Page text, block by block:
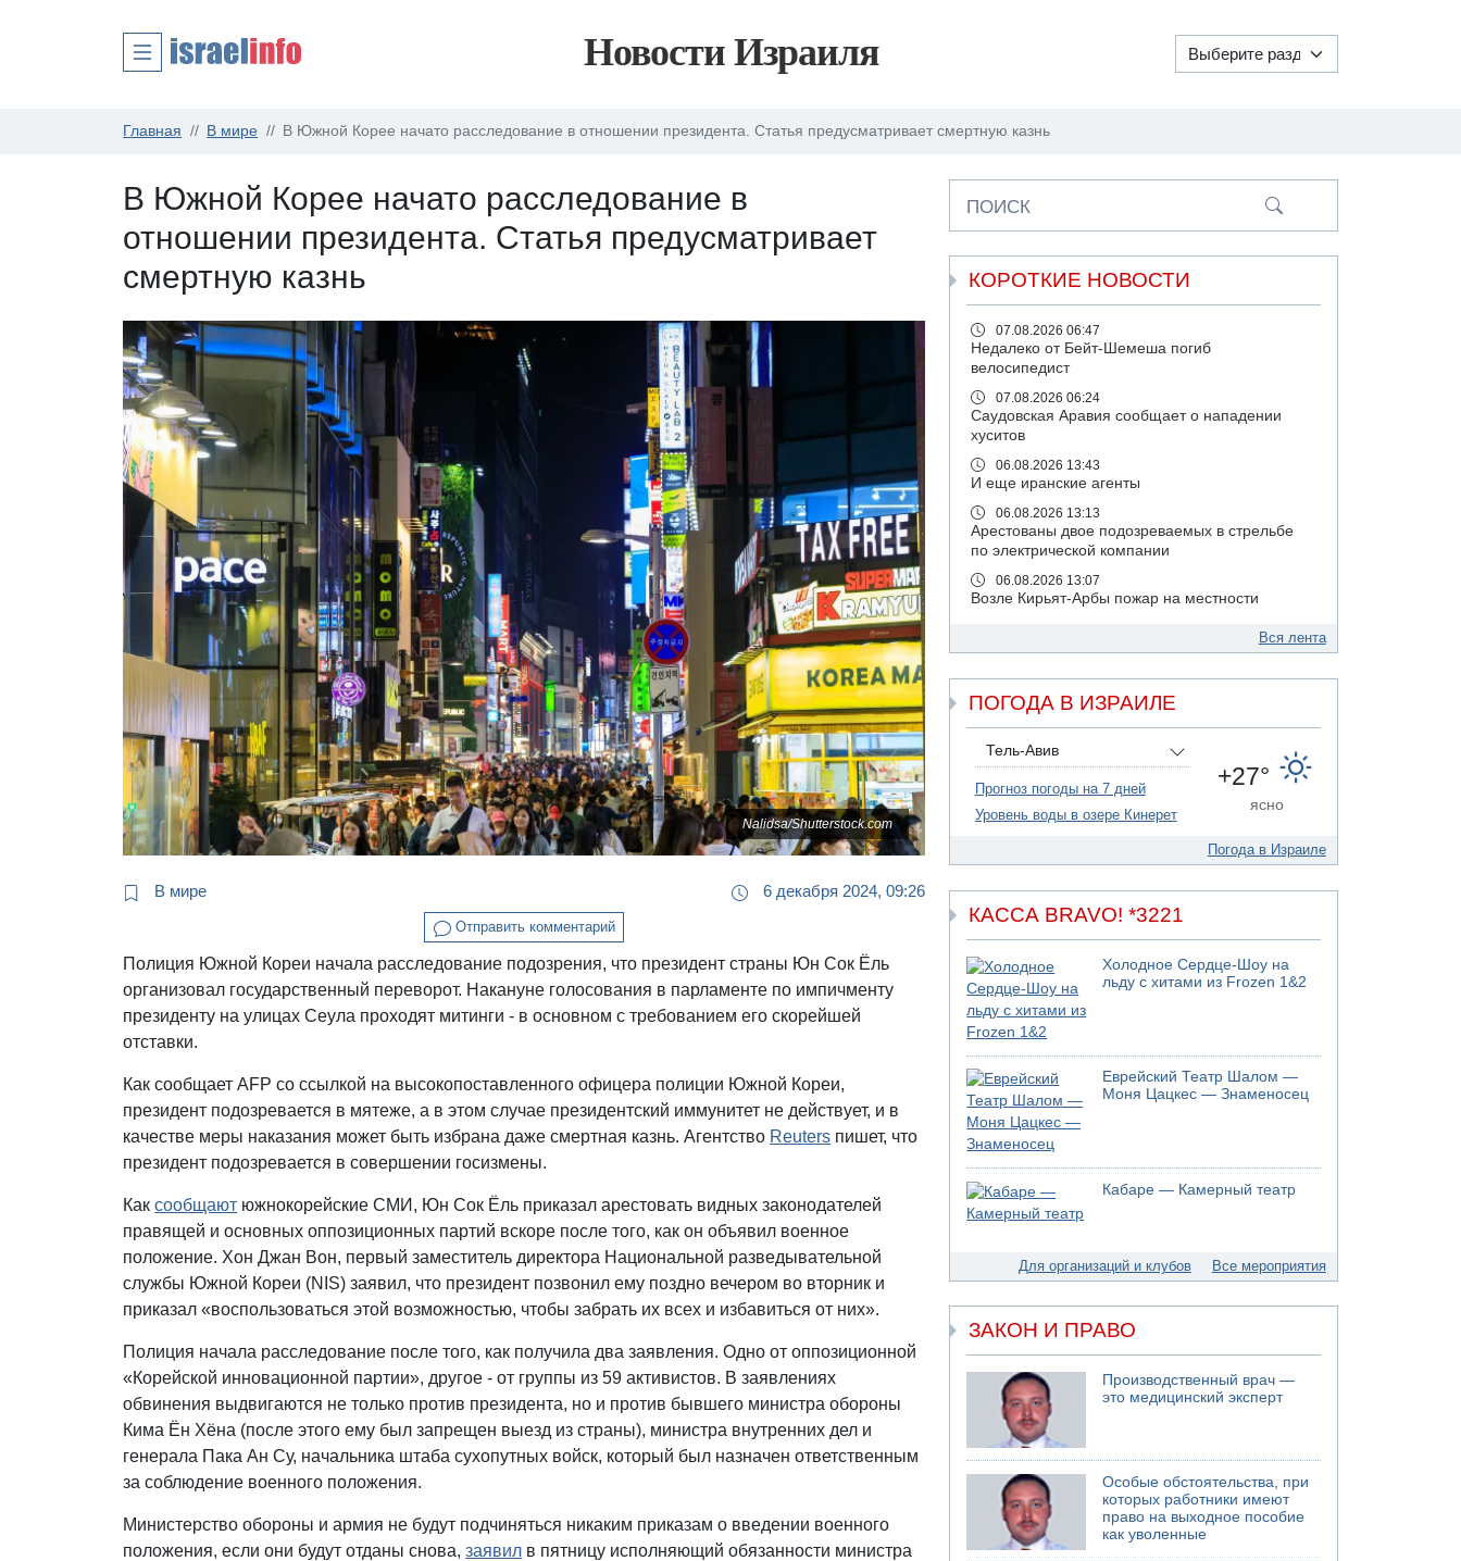
Новости Израиля
Главная В мире В Южной Корее начато расследование в отношении президента. Статья предусматривает смертную казнь
В Южной Корее начато расследование в
отношении президента. Статья предусматривает
смертную казнь
Nalidsa/Shutterstock.com
В мире 6 декабря 2024, 09:26
Отправить комментарий
Полиция Южной Кореи начала расследование подозрения, что президент страны Юн Сок Ёль
организовал государственный переворот. Накануне голосования в парламенте по импичменту
президенту на улицах Сеула проходят митинги - в основном с требованием его скорейшей
отставки.
Как сообщает AFP со ссылкой на высокопоставленного офицера полиции Южной Кореи,
президент подозревается в мятеже, а в этом случае президентский иммунитет не действует, и в
качестве меры наказания может быть избрана даже смертная казнь. Агентство Reuters пишет, что
президент подозревается в совершении госизмены.
Каксообщают южнокорейские СМИ, Юн Сок Ёль приказал арестовать видных законодателей
правящей и основных оппозиционных партий вскоре после того, как он объявил военное
положение. Хон Джан Вон, первый заместитель директора Национальной разведывательной
службы Южной Кореи (NIS) заявил, что президент позвонил ему поздно вечером во вторник и
приказал «воспользоваться этой возможностью, чтобы забрать их всех и избавиться от них».
Полиция начала расследование после того, как получила два заявления. Одно от оппозиционной
«Корейской инновационной партии», другое - от группы из 59 активистов. В заявлениях
обвинения выдвигаются не только против президента, но и против бывшего министра обороны
Кима Ён Хёна (после этого ему был запрещен выезд из страны), министра внутренних дел и
генерала Пака Ан Су, начальника штаба сухопутных войск, который был назначен ответственным
за соблюдение военного положения.
Министерство обороны и армия не будут подчиняться никаким приказам о введении военного
положения, если они будут отданы снова,заявил в пятницу исполняющий обязанности министра
ПОИСК
КОРОТКИЕ НОВОСТИ
07.08.2026 06:47
Недалеко от Бейт-Шемеша погиб
велосипедист
07.08.2026 06:24
Саудовская Аравия сообщает о нападении
хуситов
06.08.2026 13:43
И еще иранские агенты
06.08.2026 13:13
Арестованы двое подозреваемых в стрельбе
по электрической компании
06.08.2026 13:07
Возле Кирьят-Арбы пожар на местности
США не будут давить на Израиль в вопросе
06.08.2026 11:41
Трое подростков ограбили сексшоп в Холоне
06.08.2026 08:45
Взрыв в Северном Тель-Авиве
06.08.2026 08:11
Украинская атака на российский НПЗ
Израиль провел испытания системы
05.08.2026 18:28
МАДА призывает израильтян срочно сдавать
кровь
05.08.2026 17:00
Бывший посол Израиля в ООН Гилад Эрдан
объявит в четверг о создании новой
политической партии
05.08.2026 13:49
На севере Израиля на берег выбросило тело
05.08.2026 13:32
В России горят новые склады
05.08.2026 10:19
танкеру
05.08.2026 10:16
"Религиозного сионизма"
Вся лента
ПОГОДА В ИЗРАИЛЕ
Тель-Авив
Прогноз погоды на 7 дней
Уровень воды в озере Кинерет
+27°
ясно
Погода в Израиле
КАССА BRAVO! *3221
Холодное Сердце-Шоу на
льду с хитами из Frozen 1&2
Еврейский Театр Шалом —
Моня Цацкес — Знаменосец
Кабаре — Камерный театр
Для организаций и клубов Все мероприятия
ЗАКОН И ПРАВО
Производственный врач —
это медицинский эксперт
Особые обстоятельства, при
которых работники имеют
право на выходное пособие
как уволенные